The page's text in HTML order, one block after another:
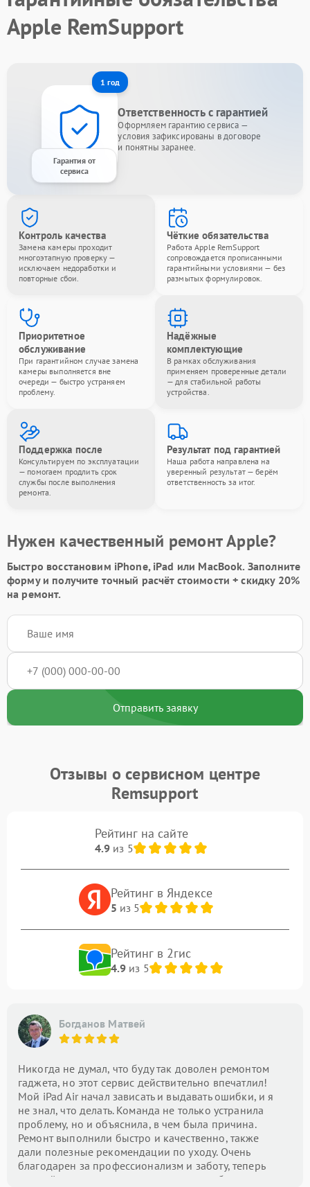
Apple RemSupport
1 год
Гарантия от
сервиса
Ответственность с гарантией
Оформляем гарантию сервиса —
условия зафиксированы в договоре
и понятны заранее.
Контроль качества
Замена камеры проходит
многоэтапную проверку —
исключаем недоработки и
повторные сбои.
Чёткие обязательства
Работа Apple RemSupport
сопровождается прописанными
гарантийными условиями — без
размытых формулировок.
Приоритетное
обслуживание
При гарантийном случае замена
камеры выполняется вне
очереди — быстро устраняем
проблему.
Надёжные
комплектующие
В рамках обслуживания
применяем проверенные детали
— для стабильной работы
устройства.
Поддержка после
Консультируем по эксплуатации
— помогаем продлить срок
службы после выполнения
ремонта.
Результат под гарантией
Наша работа направлена на
уверенный результат — берём
ответственность за итог.
Нужен качественный ремонт Apple?
Быстро восстановим iPhone, iPad или MacBook. Заполните
формуи получите точный расчёт стоимости +скидку 20%
на ремонт.
Отправить заявку
Отзывы о сервисном центре
Remsupport
Рейтинг на сайте
4.9из 5
Рейтинг в Яндексе
5 из 5
Рейтинг в 2гис
4.9из 5
Богданов Матвей
Никогда не думал, что буду так доволен ремонтом
гаджета, но этот сервис действительно впечатлил!
Мой iPad Air начал зависать и выдавать ошибки, и я
не знал, что делать. Команда не только устранила
проблему, но и объяснила, в чем была причина.
Ремонт выполнили быстро и качественно, также
дали полезные рекомендации по уходу. Очень
благодарен за профессионализм и заботу, теперь
это мой центр номер один для всех проблем с